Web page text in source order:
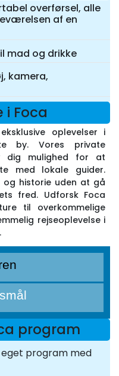
overførsel, alle
af en
mad og drikke
kamera,
i Foca
oplevelser i
by. Vores private
dig mulighed for at
med lokale guider.
og historie uden at gå
fred. Udforsk Foca
til overkommelige
rejseoplevelse i
program
eget program med